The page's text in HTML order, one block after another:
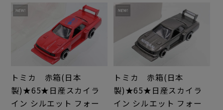
トミカ 赤箱(日本
製)★65★日産スカイラ
イン シルエット フォー
トミカ 赤箱(日本
製)★65★日産スカイラ
イン シルエット フォー